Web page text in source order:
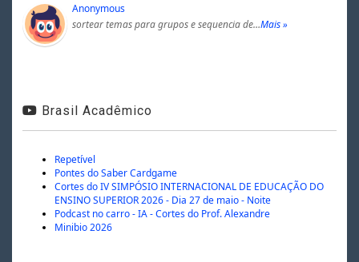
Anonymous
sortear temas para grupos e sequencia de…Mais »
Brasil Acadêmico
Repetível
Pontes do Saber Cardgame
Cortes do IV SIMPÓSIO INTERNACIONAL DE EDUCAÇÃO DO
ENSINO SUPERIOR 2026 - Dia 27 de maio - Noite
Podcast no carro - IA - Cortes do Prof. Alexandre
Minibio 2026